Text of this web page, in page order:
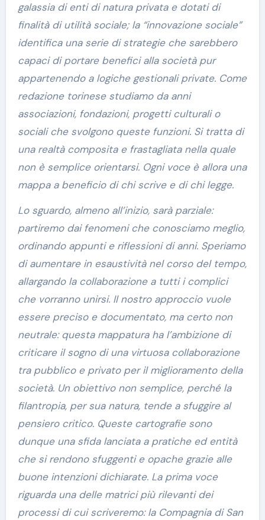
galassia di enti di natura privata e dotati di
finalità di utilità sociale; la “innovazione sociale”
identifica una serie di strategie che sarebbero
capaci di portare benefici alla società pur
appartenendo a logiche gestionali private. Come
redazione torinese studiamo da anni
associazioni, fondazioni, progetti culturali o
sociali che svolgono queste funzioni. Si tratta di
una realtà composita e frastagliata nella quale
non è semplice orientarsi. Ogni voce è allora una
mappa a beneficio di chi scrive e di chi legge.
Lo sguardo, almeno all’inizio, sarà parziale:
partiremo dai fenomeni che conosciamo meglio,
ordinando appunti e riflessioni di anni. Speriamo
di aumentare in esaustività nel corso del tempo,
allargando la collaborazione a tutti i complici
che vorranno unirsi. Il nostro approccio vuole
essere preciso e documentato, ma certo non
neutrale: questa mappatura ha l’ambizione di
criticare il sogno di una virtuosa collaborazione
tra pubblico e privato per il miglioramento della
società. Un obiettivo non semplice, perché la
filantropia, per sua natura, tende a sfuggire al
pensiero critico. Queste cartografie sono
dunque una sfida lanciata a pratiche ed entità
che si rendono sfuggenti e opache grazie alle
buone intenzioni dichiarate. La prima voce
riguarda una delle matrici più rilevanti dei
processi di cui scriveremo: la Compagnia di San